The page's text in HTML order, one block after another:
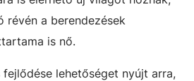
révén a berendezések
is nő.
lehetőséget nyújt arra,